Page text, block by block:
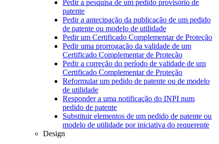
Pedir a pesquisa de um pedido provisório de
patente
Pedir a antecipação da publicação de um pedido
de patente ou modelo de utilidade
Pedir um Certificado Complementar de Proteção
Pedir uma prorrogação da validade de um
Certificado Complementar de Proteção
Pedir a correção do período de validade de um
Certificado Complementar de Proteção
Reformular um pedido de patente ou de modelo
de utilidade
Responder a uma notificação do INPI num
pedido de patente
Substituir elementos de um pedido de patente ou
modelo de utilidade por iniciativa do requerente
Design